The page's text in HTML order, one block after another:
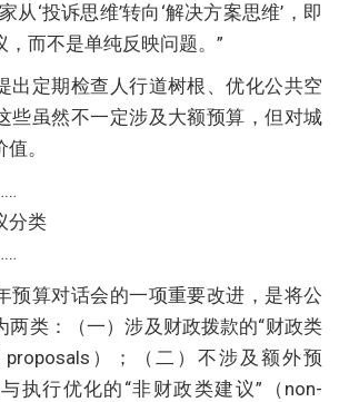
从‘投诉思维’转向‘解决方案思维’，即
而不是单纯反映问题。”
出定期检查人行道树根、优化公共空
些虽然不一定涉及大额预算，但对城
。
分类
预算对话会的一项重要改进，是将公
两类：（一）涉及财政拨款的“财政类
proposals）；（二）不涉及额外预
执行优化的“非财政类建议”（non-